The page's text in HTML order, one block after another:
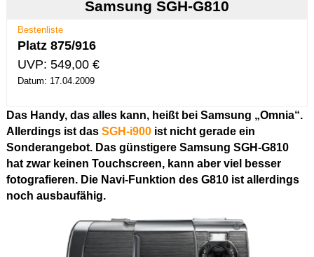
Samsung SGH-G810
Bestenliste
Platz 875/916
UVP: 549,00 €
Datum: 17.04.2009
Das Handy, das alles kann, heißt bei Samsung „Omnia“.
Allerdings ist das SGH-i900ist nicht gerade ein
Sonderangebot. Das günstigere Samsung SGH-G810
hat zwar keinen Touchscreen, kann aber viel besser
fotografieren. Die Navi-Funktion des G810 ist allerdings
noch ausbaufähig.